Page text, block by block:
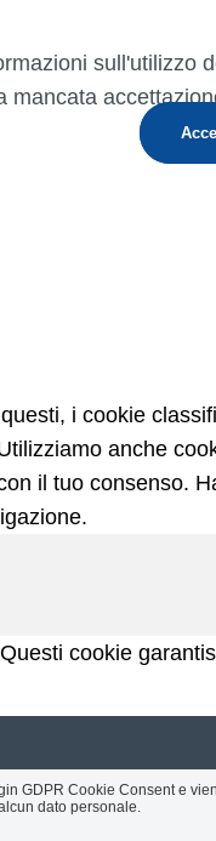
sull'utilizzo
mancata
i cookie
anche
il tuo consenso.
cookie
GDPR Cookie Consent e
dato personale.